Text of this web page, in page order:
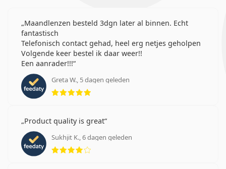
Maandlenzen besteld 3dgn later al binnen. Echt
fantastisch
Telefonisch contact gehad, heel erg netjes geholpen
Volgende keer bestel ik daar weer!!
Een aanrader!!!
Greta W., 5 dagen geleden
Beoordeling 5 van 5
Product quality is great
Sukhjit K., 6 dagen geleden
Beoordeling 4 van 5